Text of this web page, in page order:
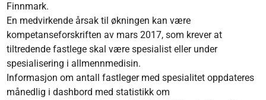
Finnmark.
En medvirkende årsak til økningen kan være
kompetanseforskriften av mars 2017, som krever at
tiltredende fastlege skal være spesialist eller under
spesialisering i allmennmedisin.
Informasjon om antall fastleger med spesialitet oppdateres
månedlig i dashbord med statistikk om